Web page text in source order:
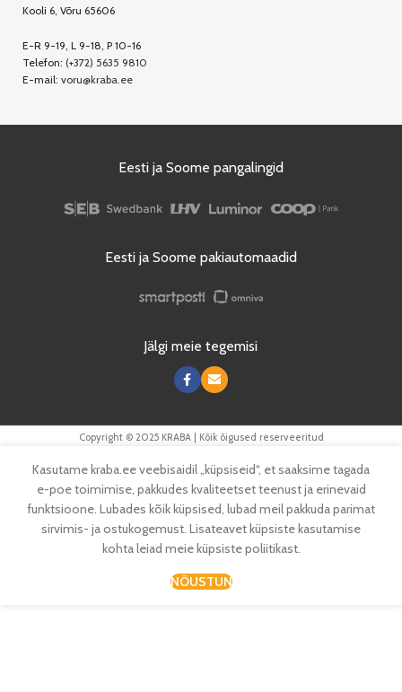
Kooli 6, Võru 65606
E-R 9-19, L 9-18, P 10-16
Telefon: (+372) 5635 9810
E-mail: voru@kraba.ee
Eesti ja Soome pangalingid
Eesti ja Soome pakiautomaadid
Jälgi meie tegemisi
Copyright © 2025 KRABA | Kõik õigused reserveeritud
Kasutame kraba.ee veebisaidil „küpsiseid“, et saaksime tagada
e-poe toimimise, pakkudes kvaliteetset teenust ja erinevaid
funktsioone. Lubades kõik küpsised, lubad meil pakkuda parimat
sirvimis- ja ostukogemust. Lisateavet küpsiste kasutamise
kohta leiad meie küpsiste poliitikast.
NÕUSTUN